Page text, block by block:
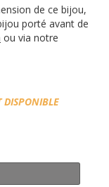
de ce bijou,
porté avant de
ou via notre
DISPONIBLE